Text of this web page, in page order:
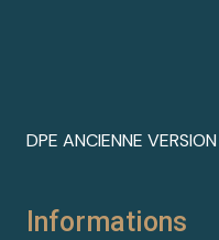
arboré
DPE ANCIENNE VERSION
Informations